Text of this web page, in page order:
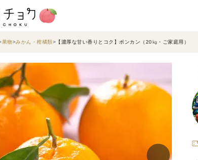
果物 みかん・柑橘類 【濃厚な甘い香りとコク】ポンカン（20㎏・ご家庭用）